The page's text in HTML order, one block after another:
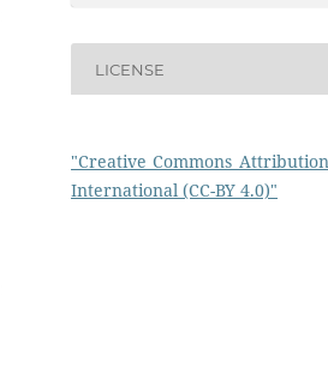
LICENSE
"Creative Commons
International (CC-BY 4.0)"